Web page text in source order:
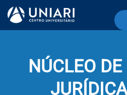
NÚCLEO